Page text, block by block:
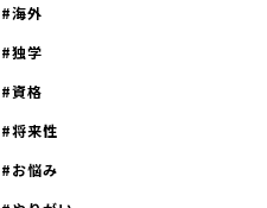
海外
独学
資格
将来性
お悩み